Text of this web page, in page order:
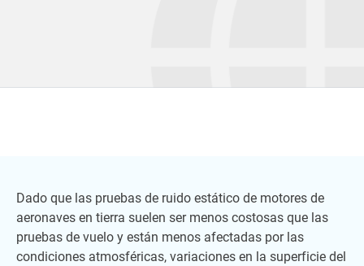
Dado que las pruebas de ruido estático de motores de
aeronaves en tierra suelen ser menos costosas que las
pruebas de vuelo y están menos afectadas por las
condiciones atmosféricas, variaciones en la superficie del